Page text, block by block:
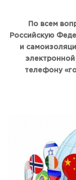
По всем
Российскую
и
телефону